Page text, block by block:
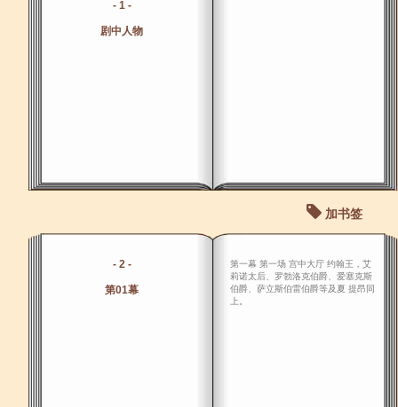
- 1 -
剧中人物
加书签
- 2 -
第01幕
第一幕 第一场 宫中大厅 约翰王，艾
莉诺太后、罗勃洛克伯爵、爱塞克斯
伯爵、萨立斯伯雷伯爵等及夏 提昂同
上。